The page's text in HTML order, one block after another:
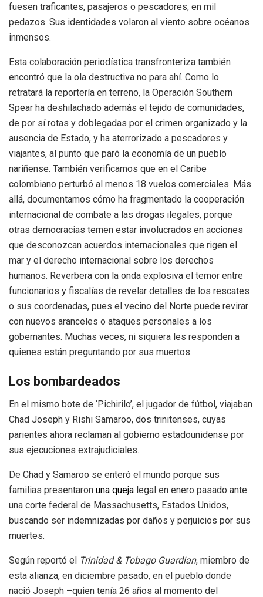
fuesen traficantes, pasajeros o pescadores, en mil
pedazos. Sus identidades volaron al viento sobre océanos
inmensos.
Esta colaboración periodística transfronteriza también
encontró que la ola destructiva no para ahí. Como lo
retratará la reportería en terreno, la Operación Southern
Spear ha deshilachado además el tejido de comunidades,
de por sí rotas y doblegadas por el crimen organizado y la
ausencia de Estado, y ha aterrorizado a pescadores y
viajantes, al punto que paró la economía de un pueblo
nariñense. También verificamos que en el Caribe
colombiano perturbó al menos 18 vuelos comerciales. Más
allá, documentamos cómo ha fragmentado la cooperación
internacional de combate a las drogas ilegales, porque
otras democracias temen estar involucrados en acciones
que desconozcan acuerdos internacionales que rigen el
mar y el derecho internacional sobre los derechos
humanos. Reverbera con la onda explosiva el temor entre
funcionarios y fiscalías de revelar detalles de los rescates
o sus coordenadas, pues el vecino del Norte puede revirar
con nuevos aranceles o ataques personales a los
gobernantes. Muchas veces, ni siquiera les responden a
quienes están preguntando por sus muertos.
Los bombardeados
En el mismo bote de ‘Pichirilo’, el jugador de fútbol, viajaban
Chad Joseph y Rishi Samaroo, dos trinitenses, cuyas
parientes ahora reclaman al gobierno estadounidense por
sus ejecuciones extrajudiciales.
De Chad y Samaroo se enteró el mundo porque sus
familias presentaron una queja legal en enero pasado ante
una corte federal de Massachusetts, Estados Unidos,
buscando ser indemnizadas por daños y perjuicios por sus
muertes.
Según reportó el Trinidad & Tobago Guardian, miembro de
esta alianza, en diciembre pasado, en el pueblo donde
nació Joseph –quien tenía 26 años al momento del